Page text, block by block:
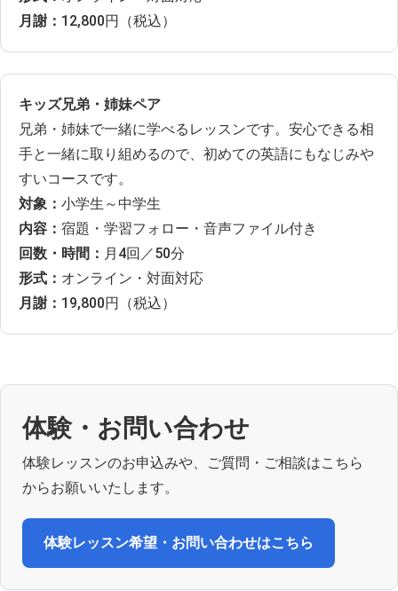
月謝： 12,800円（税込）
キッズ兄弟・姉妹ペア
兄弟・姉妹で一緒に学べるレッスンです。安心できる相
手と一緒に取り組めるので、初めての英語にもなじみや
すいコースです。
対象： 小学生～中学生
内容： 宿題・学習フォロー・音声ファイル付き
回数・時間： 月4回／50分
形式： オンライン・対面対応
月謝： 19,800円（税込）
体験・お問い合わせ
体験レッスンのお申込みや、ご質問・ご相談はこちら
からお願いいたします。
体験レッスン希望・お問い合わせはこちら